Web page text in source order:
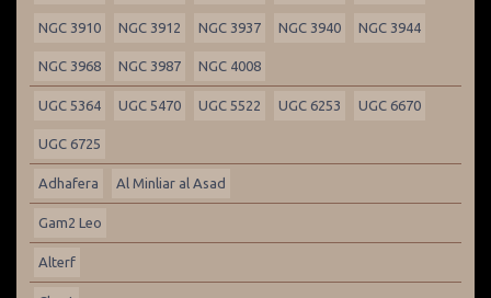
NGC 3910 NGC 3912 NGC 3937 NGC 3940 NGC 3944
NGC 3968 NGC 3987 NGC 4008
UGC 5364 UGC 5470 UGC 5522 UGC 6253 UGC 6670
UGC 6725
Adhafera Al Minliar al Asad
Gam2 Leo
Alterf